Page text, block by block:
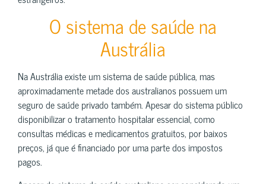
O sistema de saúde na
Austrália
Na Austrália existe um sistema de saúde pública, mas
aproximadamente metade dos australianos possuem um
seguro de saúde privado também. Apesar do sistema público
disponibilizar o tratamento hospitalar essencial, como
consultas médicas e medicamentos gratuitos, por baixos
preços, já que é financiado por uma parte dos impostos
pagos.